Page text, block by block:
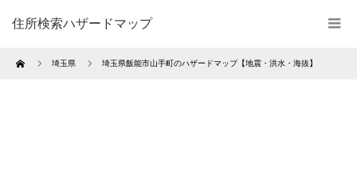
住所検索ハザードマップ
Home 埼玉県 埼玉県飯能市山手町のハザードマップ【地震・洪水・海抜】